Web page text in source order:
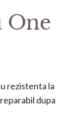
One
rezistenta la
dupa